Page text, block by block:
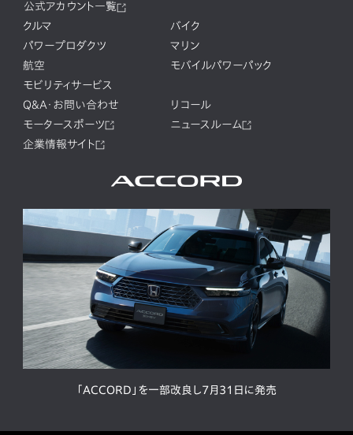
公式アカウント一覧
クルマ
バイク
パワープロダクツ
マリン
航空
モバイルパワーパック
モビリティサービス
Q&A・お問い合わせ
リコール
モータースポーツ
ニュースルーム
企業情報サイト
「ACCORD」を一部改良し7月31日に発売